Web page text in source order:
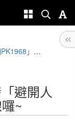
已經上線囉~
避開人
~